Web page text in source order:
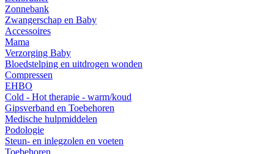
Zonnebank
Zwangerschap en Baby
Accessoires
Mama
Verzorging Baby
Bloedstelping en uitdrogen wonden
Compressen
EHBO
Cold - Hot therapie - warm/koud
Gipsverband en Toebehoren
Medische hulpmiddelen
Podologie
Steun- en inlegzolen en voeten
Toebehoren